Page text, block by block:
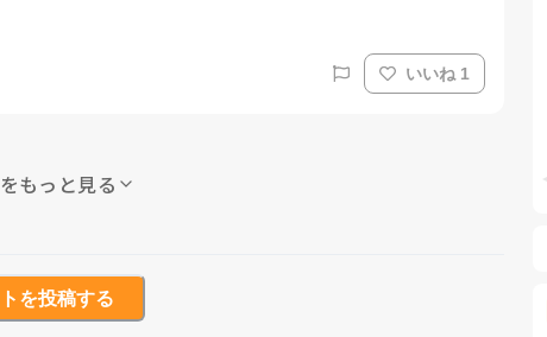
いいね 1
もっと見る
を投稿する